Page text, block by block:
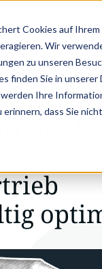
Cookies auf
Wir
zu unseren
finden Sie in
Ihre
erinnern, dass Sie
PRODUKTDATEN
zentrales Wissen